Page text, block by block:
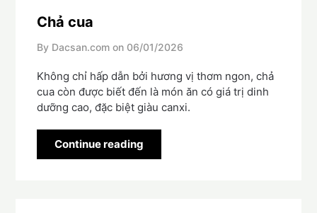
Chả cua
By Dacsan.com on 06/01/2026
Không chỉ hấp dẫn bởi hương vị thơm ngon, chả
cua còn được biết đến là món ăn có giá trị dinh
dưỡng cao, đặc biệt giàu canxi.
Continue reading